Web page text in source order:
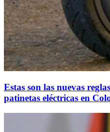
Estas son las nuevas
patinetas eléctricas en